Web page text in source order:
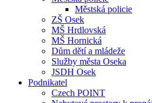
Městská policie
ZŠ Osek
MŠ Hrdlovská
MŠ Hornická
Dům dětí a mládeže
Služby města Oseka
JSDH Osek
Podnikatel
Czech POINT